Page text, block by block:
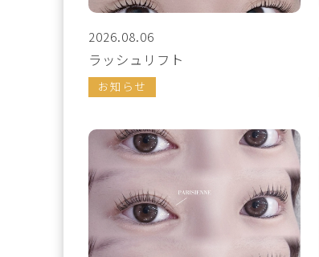
2026.08.06
ラッシュリフト
お知らせ